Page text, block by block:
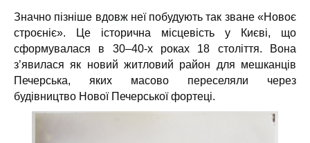
Значно пізніше вдовж неї побудують так зване «Новоє
строєніє». Це історична місцевість у Києві, що
сформувалася в 30–40-х роках 18 століття. Вона
з’явилася як новий житловий район для мешканців
Печерська, яких масово переселяли через
будівництво Нової Печерської фортеці.